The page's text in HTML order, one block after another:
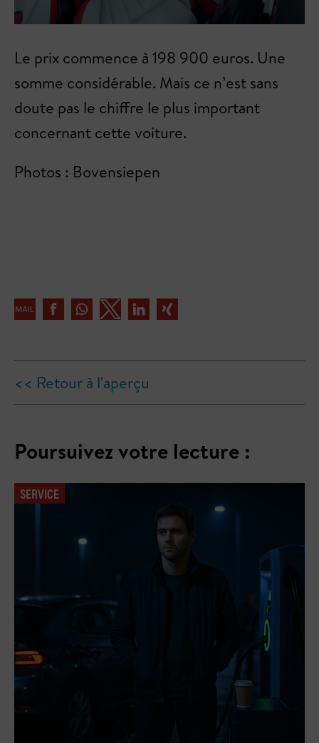
Le prix commence à 198 900 euros. Une
somme considérable. Mais ce n’est sans
doute pas le chiffre le plus important
concernant cette voiture.
Photos : Bovensiepen
<< Retour à l'aperçu
Poursuivez votre lecture :
SERVICE